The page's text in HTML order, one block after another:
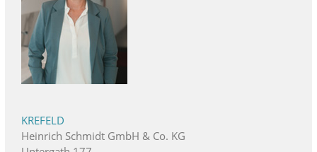
KREFELD
Heinrich Schmidt GmbH & Co. KG